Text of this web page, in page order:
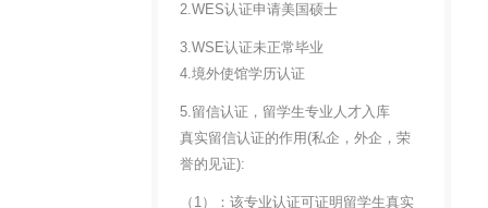
2.WES认证申请美国硕士
3.WSE认证未正常毕业
4.境外使馆学历认证
5.留信认证，留学生专业人才入库
真实留信认证的作用(私企，外企，荣
誉的见证):
（1）：该专业认证可证明留学生真实